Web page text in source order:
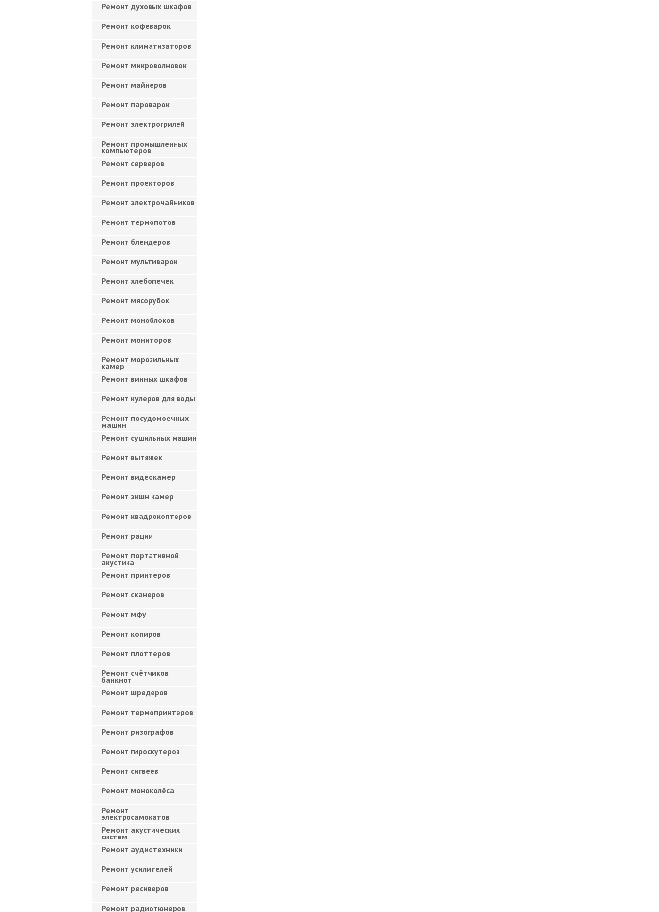
Ремонт духовых шкафов
Ремонт кофеварок
Ремонт климатизаторов
Ремонт микроволновок
Ремонт майнеров
Ремонт пароварок
Ремонт электрогрилей
Ремонт промышленных
компьютеров
Ремонт серверов
Ремонт проекторов
Ремонт электрочайников
Ремонт термопотов
Ремонт блендеров
Ремонт мультиварок
Ремонт хлебопечек
Ремонт мясорубок
Ремонт моноблоков
Ремонт мониторов
Ремонт морозильных
камер
Ремонт винных шкафов
Ремонт кулеров для воды
Ремонт посудомоечных
машин
Ремонт сушильных машин
Ремонт вытяжек
Ремонт видеокамер
Ремонт экшн камер
Ремонт квадрокоптеров
Ремонт рации
Ремонт портативной
акустика
Ремонт принтеров
Ремонт сканеров
Ремонт мфу
Ремонт копиров
Ремонт плоттеров
Ремонт счётчиков
банкнот
Ремонт шредеров
Ремонт термопринтеров
Ремонт ризографов
Ремонт гироскутеров
Ремонт сигвеев
Ремонт моноколёса
Ремонт
электросамокатов
Ремонт акустических
систем
Ремонт аудиотехники
Ремонт усилителей
Ремонт ресиверов
Ремонт радиотюнеров